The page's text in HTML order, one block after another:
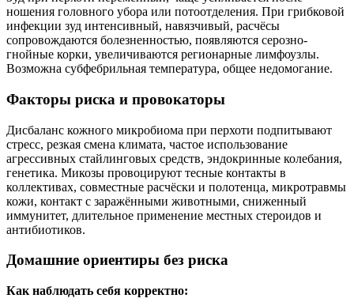
ношения головного убора или потоотделения. При грибковой
инфекции зуд интенсивный, навязчивый, расчёсы
сопровождаются болезненностью, появляются серозно-
гнойные корки, увеличиваются регионарные лимфоузлы.
Возможна субфебрильная температура, общее недомогание.
Факторы риска и провокаторы
Дисбаланс кожного микробиома при перхоти подпитывают
стресс, резкая смена климата, частое использование
агрессивных стайлинговых средств, эндокринные колебания,
генетика. Микозы провоцируют тесные контакты в
коллективах, совместные расчёски и полотенца, микротравмы
кожи, контакт с заражёнными животными, сниженный
иммунитет, длительное применение местных стероидов и
антибиотиков.
Домашние ориентиры без риска
Как наблюдать себя корректно: